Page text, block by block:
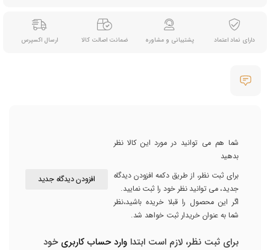
دارای نماد اعتماد پشتیبانی و مشاوره ضمانت اصالت کالا ارسال اکسپرس
شما هم می توانید در مورد این کالا نظر
بدهید
برای ثبت نظر، از طریق دکمه افزودن دیدگاه
جدید، می توانید نظر خود را ثبت نمایید.
اگر این محصول را قبلا خریده باشید،نظر
شما به عنوان خریدار ثبت خواهد شد.
افزودن دیدگاه جدید
برای ثبت نظر، لازم است ابتدا وارد حساب کاربریخود